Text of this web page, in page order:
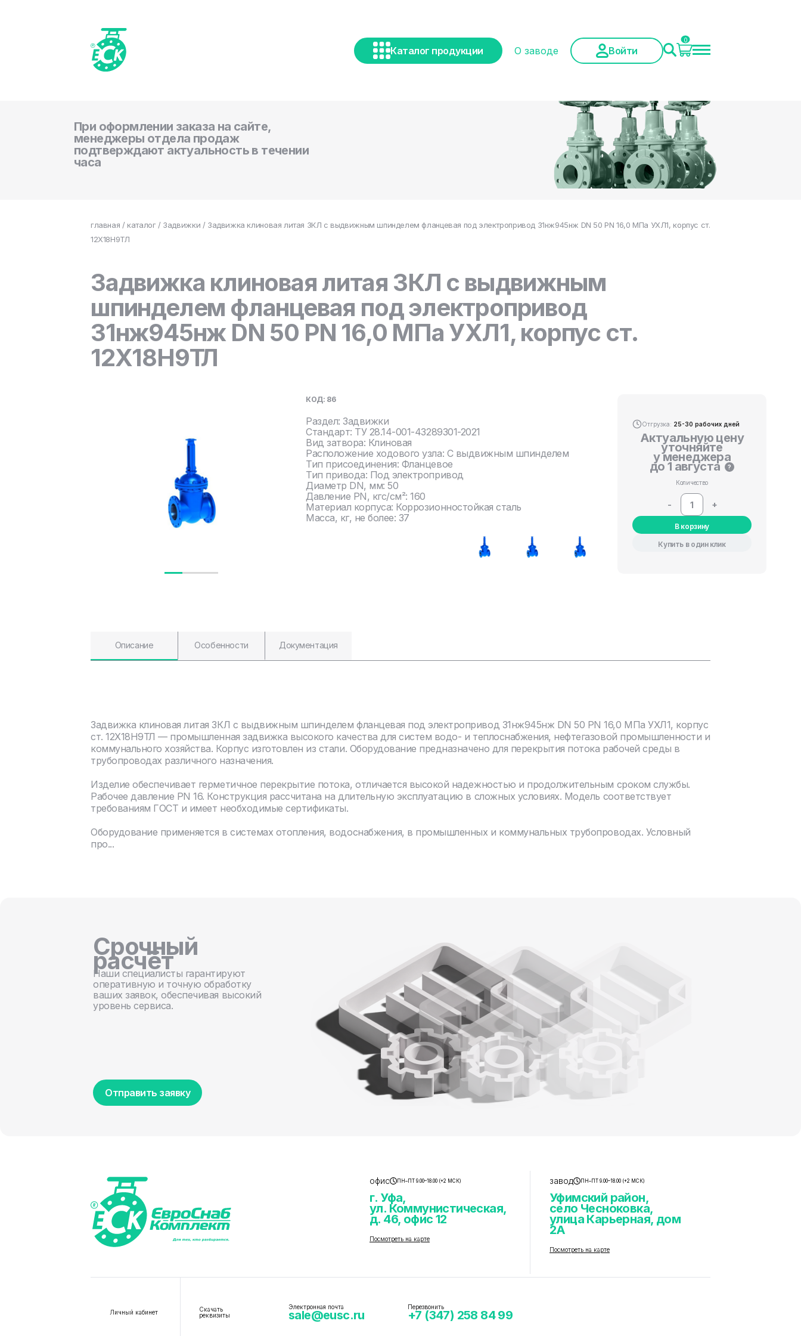
Каталог продукции О заводе Войти
0
При оформлении заказа на сайте,
менеджеры отдела продаж
подтверждают актуальность в течении
часа
главная / каталог/ Задвижки / Задвижка клиновая литая ЗКЛ с выдвижным шпинделем фланцевая под электропривод 31нж945нж DN 50 PN 16,0 МПа УХЛ1, корпус ст.
12Х18Н9ТЛ
Задвижка клиновая литая ЗКЛ с выдвижным
шпинделем фланцевая под электропривод
31нж945нж DN 50 PN 16,0 МПа УХЛ1, корпус ст.
12Х18Н9ТЛ
КОД: 86
Раздел: Задвижки
Стандарт: ТУ 28.14-001-43289301-2021
Вид затвора: Клиновая
Расположение ходового узла: С выдвижным шпинделем
Тип присоединения: Фланцевое
Тип привода: Под электропривод
Диаметр DN, мм: 50
Давление PN, кгс/см²: 160
Материал корпуса: Коррозионностойкая сталь
Масса, кг, не более: 37
Отгрузка: 25-30 рабочих дней
Актуальную цену
уточняйте
у менеджера
до 1 августа ?
Количество
- +
В корзину
Купить в один клик
Описание Особенности Документация
Задвижка клиновая литая ЗКЛ с выдвижным шпинделем фланцевая под электропривод 31нж945нж DN 50 PN 16,0 МПа УХЛ1, корпус
ст. 12Х18Н9ТЛ — промышленная задвижка высокого качества для систем водо- и теплоснабжения, нефтегазовой промышленности и
коммунального хозяйства. Корпус изготовлен из стали. Оборудование предназначено для перекрытия потока рабочей среды в
трубопроводах различного назначения.
Изделие обеспечивает герметичное перекрытие потока, отличается высокой надежностью и продолжительным сроком службы.
Рабочее давление PN 16. Конструкция рассчитана на длительную эксплуатацию в сложных условиях. Модель соответствует
требованиям ГОСТ и имеет необходимые сертификаты.
Оборудование применяется в системах отопления, водоснабжения, в промышленных и коммунальных трубопроводах. Условный
про...
Срочный
расчёт
Наши специалисты гарантируют
оперативную и точную обработку
ваших заявок, обеспечивая высокий
уровень сервиса.
Отправить заявку
офис ПН–ПТ 9.00–18.00 (+2 МСК)
г. Уфа,
ул. Коммунистическая,
д. 46, офис 12
Посмотреть на карте
завод ПН–ПТ 9.00–18.00 (+2 МСК)
Уфимский район,
село Чесноковка,
улица Карьерная, дом
2А
Посмотреть на карте
Личный кабинет
Скачать
реквизиты
Электронная почта
sale@eusc.ru
Перезвонить
+7 (347) 258 84 99